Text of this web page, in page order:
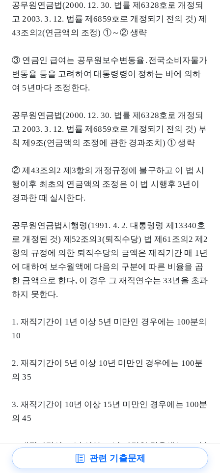
공무원연금법(2000. 12. 30. 법률 제6328호로 개정되
고 2003. 3. 12. 법률 제6859호로 개정되기 전의 것) 제
43조의2(연금액의 조정) ①～② 생략
③ 연금인 급여는 공무원보수변동율․전국소비자물가
변동율 등을 고려하여 대통령령이 정하는 바에 의하
여 5년마다 조정한다.
공무원연금법(2000. 12. 30. 법률 제6328호로 개정되
고 2003. 3. 12. 법률 제6859호로 개정되기 전의 것) 부
칙 제9조(연금액의 조정에 관한 경과조치) ① 생략
② 제43조의2 제3항의 개정규정에 불구하고 이 법 시
행이후 최초의 연금액의 조정은 이 법 시행후 3년이
경과한 때 실시한다.
공무원연금법시행령(1991. 4. 2. 대통령령 제13340호
로 개정된 것) 제52조의3(퇴직수당) 법 제61조의2 제2
항의 규정에 의한 퇴직수당의 금액은 재직기간 매 1년
에 대하여 보수월액에 다음의 구분에 따른 비율을 곱
한 금액으로 한다, 이 경우 그 재직연수는 33년을 초과
하지 못한다.
1. 재직기간이 1년 이상 5년 미만인 경우에는 100분의
10
2. 재직기간이 5년 이상 10년 미만인 경우에는 100분
의 35
3. 재직기간이 10년 이상 15년 미만인 경우에는 100분
의 45
4. 재직기간이 15년 이상 20년 미만인 경우에는 100분
의 50
관련 기출문제